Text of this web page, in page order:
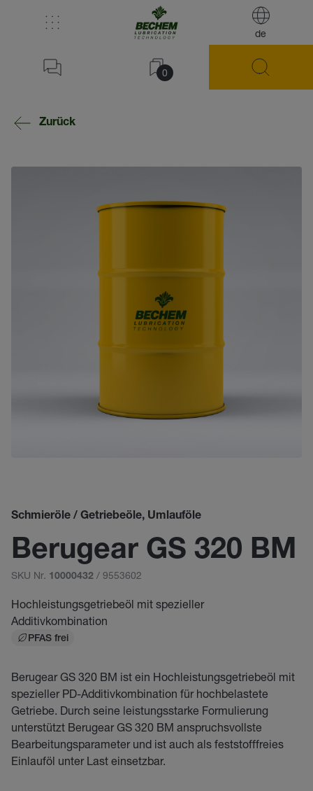
de
0
Zurück
Schmieröle / Getriebeöle, Umlauföle
Berugear GS 320 BM
SKU Nr. 10000432 / 9553602
Hochleistungsgetriebeöl mit spezieller
Additivkombination
PFAS frei
Berugear GS 320 BM ist ein Hochleistungsgetriebeöl mit
spezieller PD-Additivkombination für hochbelastete
Getriebe. Durch seine leistungsstarke Formulierung
unterstützt Berugear GS 320 BM anspruchsvollste
Bearbeitungsparameter und ist auch als feststofffreies
Einlauföl unter Last einsetzbar.